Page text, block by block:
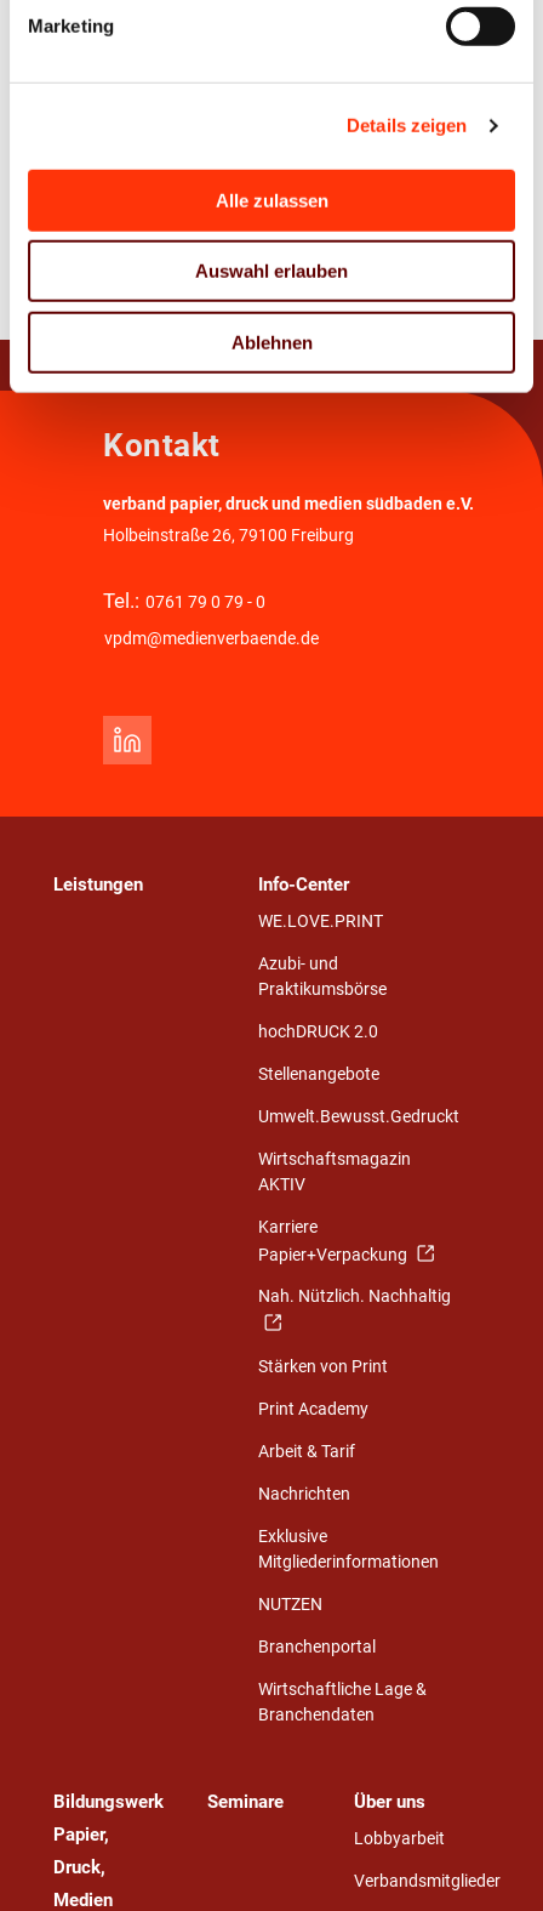
Marketing
Details zeigen
Alle zulassen
Auswahl erlauben
Ablehnen
Zur Übersicht
Kontakt
verband papier, druck und medien südbaden e.V.
Holbeinstraße 26, 79100 Freiburg
Tel.: 0761 79 0 79 - 0
vpdm@medienverbaende.de
Leistungen Info-Center
WE.LOVE.PRINT
Azubi- und
Praktikumsbörse
hochDRUCK 2.0
Stellenangebote
Umwelt.Bewusst.Gedruckt
Wirtschaftsmagazin
AKTIV
Karriere
Papier+Verpackung
Nah. Nützlich. Nachhaltig
Stärken von Print
Print Academy
Arbeit & Tarif
Nachrichten
Exklusive
Mitgliederinformationen
NUTZEN
Branchenportal
Wirtschaftliche Lage &
Branchendaten
Bildungswerk
Papier,
Druck,
Medien
Seminare Über uns
Lobbyarbeit
Verbandsmitglieder